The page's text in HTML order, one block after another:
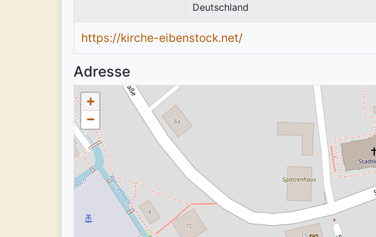
Deutschland
https://kirche-eibenstock.net/
Adresse
+
−